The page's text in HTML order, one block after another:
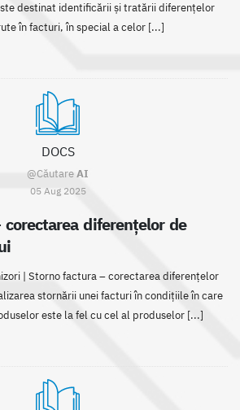
destinat identificării și tratării diferențelor
în facturi, în special a celor [...]
DOCS
@CăutareAI
05 Aug 2025
diferențelor de
| Storno factura – corectarea diferențelor
stornării unei facturi în condițiile în care
este la fel cu cel al produselor [...]